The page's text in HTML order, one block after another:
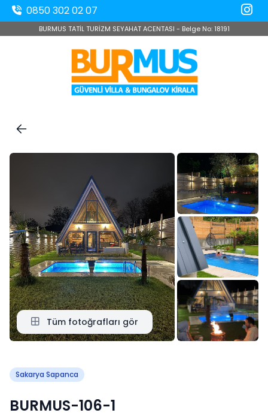
0850 302 02 07
BURMUS TATİL TURİZM SEYAHAT ACENTASI - Belge No: 18191
Tüm fotoğrafları gör
Sakarya Sapanca
BURMUS-106-1